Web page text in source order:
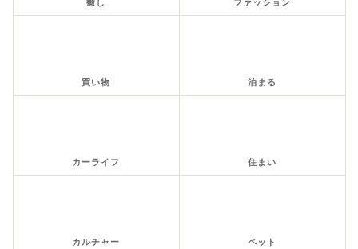
癒し ファッション
買い物 泊まる
カーライフ 住まい
カルチャー ペット